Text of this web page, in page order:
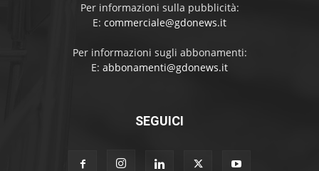
Per informazioni sulla pubblicità:
E: commerciale@gdonews.it
Per informazioni sugli abbonamenti:
E: abbonamenti@gdonews.it
SEGUICI